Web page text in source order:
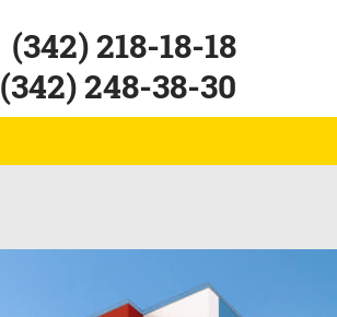
(342) 218-18-18
(342) 248-38-30